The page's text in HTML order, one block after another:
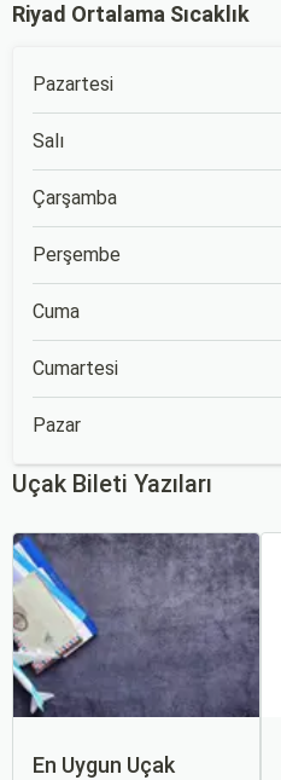
Riyad Ortalama Sıcaklık
Pazartesi
Salı
Çarşamba
Perşembe
Cuma
Cumartesi
Pazar
Uçak Bileti Yazıları
En Uygun Uçak